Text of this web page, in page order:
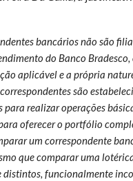
bancários não são
do Banco
aplicável e a própria
são
para realizar operações
oferecer o portfólio
um correspondente
que comparar uma
funcionalmente